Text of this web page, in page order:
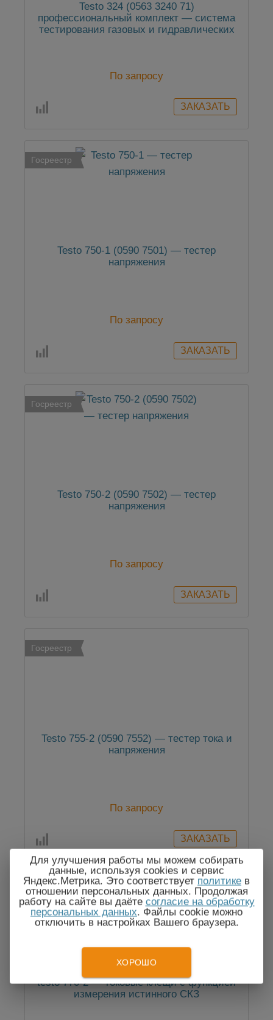
Testo 324 (0563 3240 71)
профессиональный комплект — система
тестирования газовых и гидравлических
По запросу
Госреестр
Testo 750-1 (0590 7501) — тестер
напряжения
По запросу
Госреестр
Testo 750-2 (0590 7502) — тестер
напряжения
По запросу
Госреестр
Testo 755-2 (0590 7552) — тестер тока и
напряжения
По запросу
Госреестр
testo 770-2 — токовые клещи с функцией
измерения истинного СКЗ
Для улучшения работы мы можем собирать
данные, используя cookies и сервис
Яндекс.Метрика. Это соответствует политике в
отношении персональных данных. Продолжая
работу на сайте вы даёте согласие на обработку
персональных данных. Файлы cookie можно
отключить в настройках Вашего браузера.
ХОРОШО